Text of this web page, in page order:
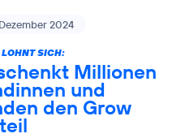
2024
LOHNT SICH:
Millionen
und
den Grow